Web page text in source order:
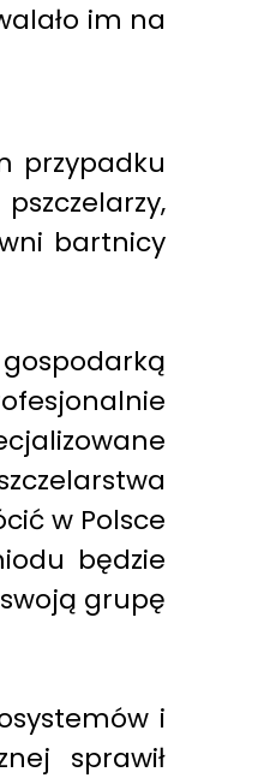
im na
przypadku
bartnicy
w Polsce
będzie
grupę
i
sprawił